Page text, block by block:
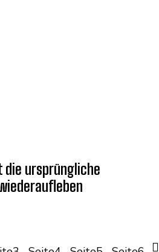
die ursprüngliche